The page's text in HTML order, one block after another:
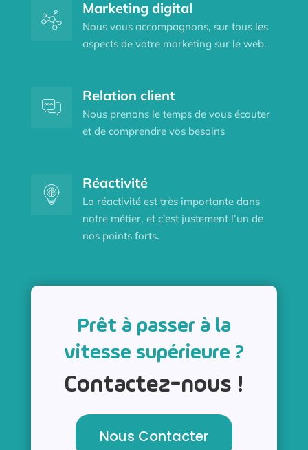
Marketing digital
Nous vous accompagnons, sur tous les
aspects de votre marketing sur le web.
Relation client
Nous prenons le temps de vous écouter
et de comprendre vos besoins
Réactivité
La réactivité est très importante dans
notre métier, et c’est justement l’un de
nos points forts.
Prêt à passer à la
vitesse supérieure ?
Contactez-nous !
Nous Contacter